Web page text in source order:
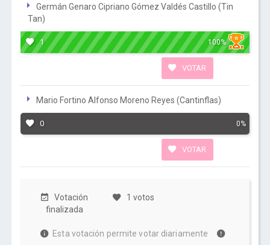
Germán Genaro Cipriano Gómez Valdés Castillo (Tin
Tan)
1 100%
VOTAR
Mario Fortino Alfonso Moreno Reyes (Cantinflas)
0 0%
VOTAR
Votación
finalizada
1 votos
Esta votación permite votar diariamente